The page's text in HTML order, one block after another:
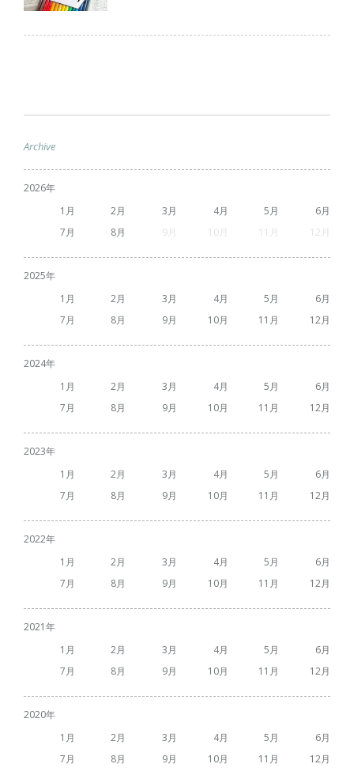
Archive
2026
1
2 3 4 5
6
7
8 9 10 11 12
2025
1
2 3 4 5
6
7
8 9 10 11 12
2024
1
2 3 4 5
6
7
8 9 10 11 12
2023
1
2 3 4 5
6
7
8 9 10 11 12
2022
1
2 3 4 5
6
7
8 9 10 11 12
2021
1
2 3 4 5
6
7
8 9 10 11 12
2020
1
2 3 4 5
6
7
8 9 10 11 12